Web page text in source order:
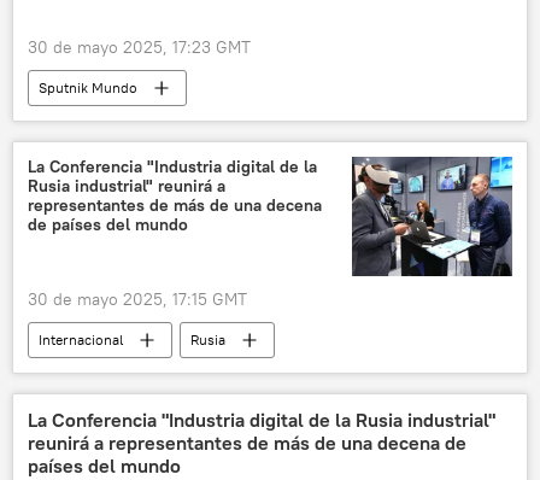
30 de mayo 2025, 17:23 GMT
Sputnik Mundo
La Conferencia "Industria digital de la
Rusia industrial" reunirá a
representantes de más de una decena
de países del mundo
30 de mayo 2025, 17:15 GMT
Internacional
Rusia
inteligencia artificial
Nizhni Nóvgorod
La Conferencia "Industria digital de la Rusia industrial"
reunirá a representantes de más de una decena de
países del mundo